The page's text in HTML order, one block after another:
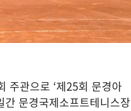
주관으로 ‘제25회 문경아
간 문경국제소프트테니스장